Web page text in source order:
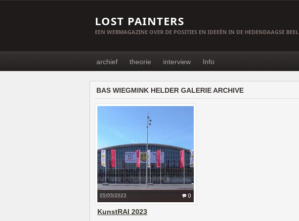
LOST PAINTERS
EEN WEBMAGAZINE OVER DE POSITIES EN IDEEËN IN DE HEDENDAAGSE
archief theorie interview Info
BAS WIEGMINK HELDER GALERIE ARCHIVE
0
05/05/2023
KunstRAI 2023